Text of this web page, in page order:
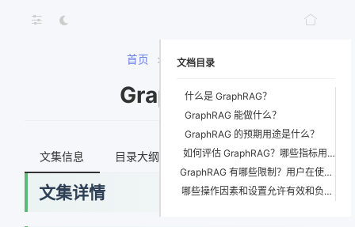
首页 > GraphRAG
GraphRAG
文集信息 目录大纲 最新文档 知识宇宙
文集详情
文档目录
什么是 GraphRAG？
GraphRAG 能做什么？
GraphRAG 的预期用途是什么？
如何评估 GraphRAG？哪些指标用于衡量性能？
GraphRAG 有哪些限制？用户在使用系统时如何最大限度地减少 GraphRAG 限制的影响？
哪些操作因素和设置允许有效和负责任地使用 GraphRAG？